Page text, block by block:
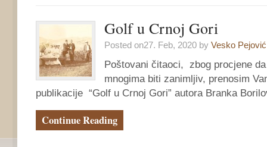
Golf u Crnoj Gori
Posted on27. Feb, 2020 by Vesko Pejović
Poštovani čitaoci, zbog procjene
mnogima biti zanimljiv, prenosim
publikacije “Golf u Crnoj Gori” autora Branka
Continue Reading